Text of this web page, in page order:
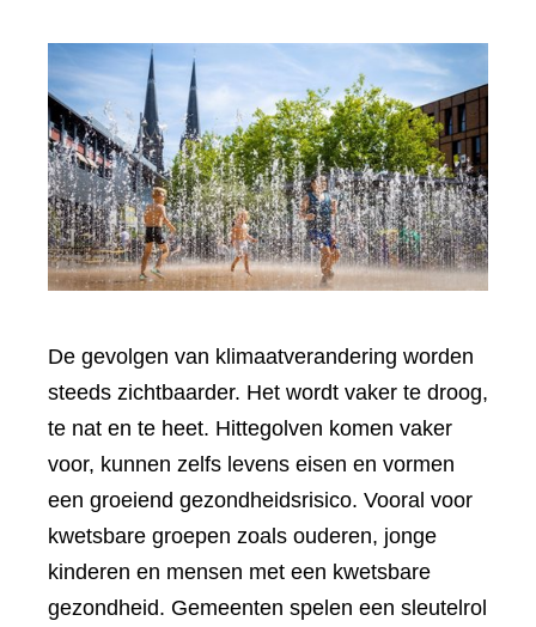
De gevolgen van klimaatverandering worden
steeds zichtbaarder. Het wordt vaker te droog,
te nat en te heet. Hittegolven komen vaker
voor, kunnen zelfs levens eisen en vormen
een groeiend gezondheidsrisico. Vooral voor
kwetsbare groepen zoals ouderen, jonge
kinderen en mensen met een kwetsbare
gezondheid. Gemeenten spelen een sleutelrol